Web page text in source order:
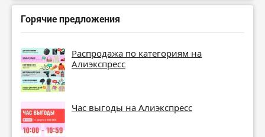
Горячие предложения
Распродажа по категориям на
Алиэкспресс
Час выгоды на Алиэкспресс